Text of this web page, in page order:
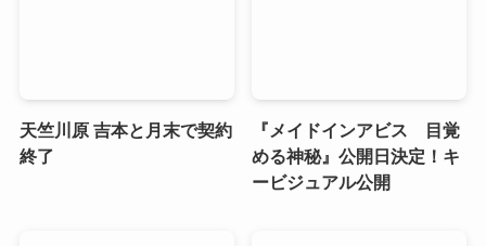
天竺川原 吉本と月末で契約
終了
『メイドインアビス 目覚
める神秘』公開日決定！キ
ービジュアル公開